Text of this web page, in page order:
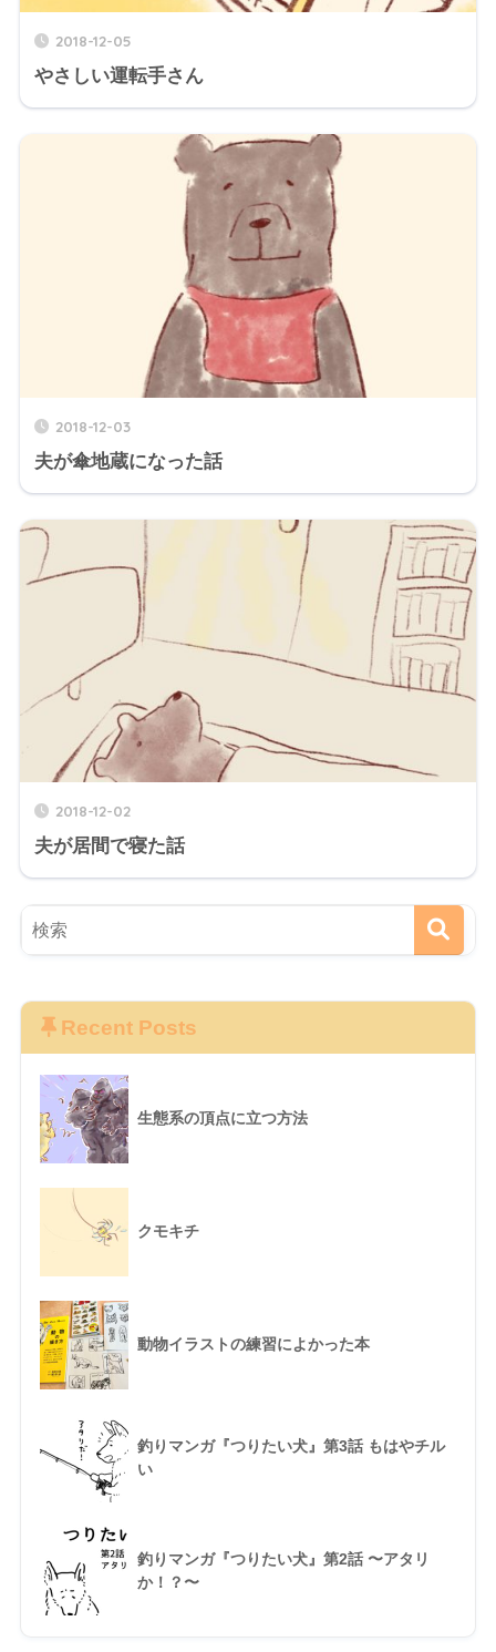
2018-12-05
やさしい運転手さん
2018-12-03
夫が傘地蔵になった話
2018-12-02
夫が居間で寝た話
Recent Posts
生態系の頂点に立つ方法
クモキチ
動物イラストの練習によかった本
釣りマンガ『つりたい犬』第3話 もはやチル
い
釣りマンガ『つりたい犬』第2話 〜アタリ
か！？〜